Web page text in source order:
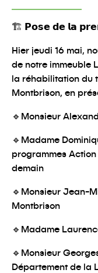
🏗 𝗣𝗼𝘀𝗲 𝗱𝗲 𝗹𝗮
Hier jeudi 16 mai,
de notre immeuble
la réhabilitation du
Montbrison, en
🔹 Monsieur
🔹 Madame
programmes
demain
🔹 Monsieur Jean-
Montbrison
🔹 Madame
🔹 Monsieur
Département de la